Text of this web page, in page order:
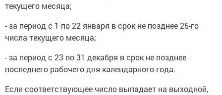
текущего месяца;
- за период с 1 по 22 января в срок не позднее 25-го
числа текущего месяца;
- за период с 23 по 31 декабря в срок не позднее
последнего рабочего дня календарного года.
Если соответствующее число выпадает на выходной,